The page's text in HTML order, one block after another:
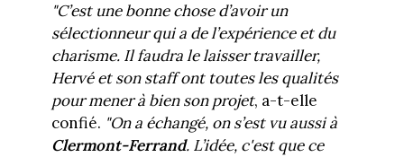
"C’est une bonne chose d’avoir un
sélectionneur qui a de l’expérience et du
charisme. Il faudra le laisser travailler,
Hervé et son staff ont toutes les qualités
pour mener à bien son projet, a-t-elle
confié. "On a échangé, on s’est vu aussi à
Clermont-Ferrand. L’idée, c'est que ce